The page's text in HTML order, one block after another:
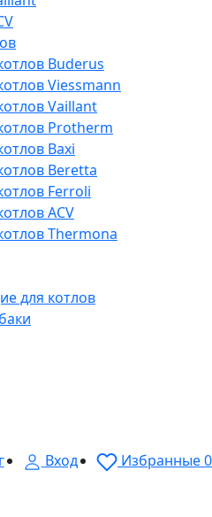
Buderus
Viessmann
Vaillant
Protherm
Baxi
Beretta
Ferroli
ACV
Thermona
для котлов
Вход Избранные0